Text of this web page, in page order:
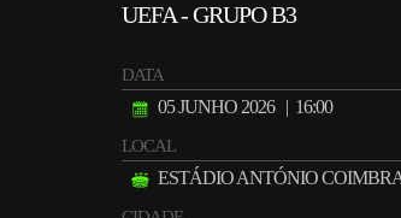
UEFA - GRUPO B3
DATA
05 JUNHO 2026 | 16:00
LOCAL
ESTÁDIO ANTÓNIO